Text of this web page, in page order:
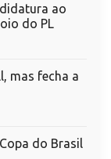
ao
do PL
mas fecha a
do Brasil